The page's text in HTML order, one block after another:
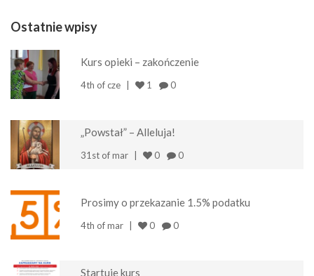
Ostatnie wpisy
Kurs opieki – zakończenie
4th of cze 1 0
„Powstał” – Alleluja!
31st of mar 0 0
Prosimy o przekazanie 1.5% podatku
4th of mar 0 0
Startuje kurs